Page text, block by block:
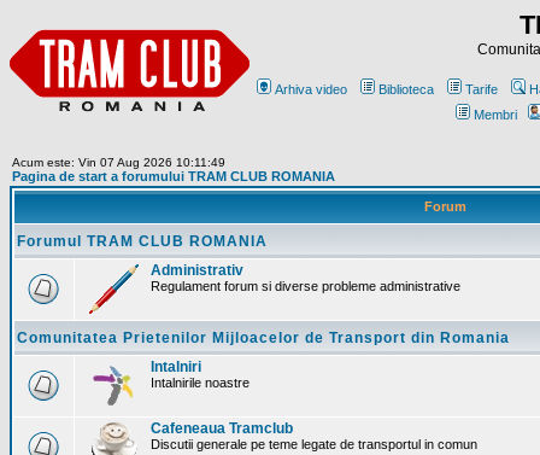
Arhiva video Biblioteca Tarife
Membri
Acum este: Vin 07 Aug 2026 10:11:49
Pagina de start a forumului TRAM CLUB ROMANIA
Forum
Forumul TRAM CLUB ROMANIA
Administrativ
Regulament forum si diverse probleme administrative
Comunitatea Prietenilor Mijloacelor de Transport din Romania
Intalniri
Intalnirile noastre
Cafeneaua Tramclub
Discutii generale pe teme legate de transportul in comun